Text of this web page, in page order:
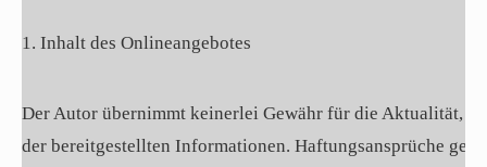
1. Inhalt des Onlineangebotes
Der Autor übernimmt keinerlei Gewähr für die Aktualität,
der bereitgestellten Informationen. Haftungsansprüche